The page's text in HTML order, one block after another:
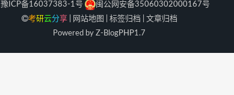
豫ICP备16037383-1号
闽公网安备35060302000167号
考研云分享| 网站地图 标签归档
文章归档
Powered by Z-BlogPHP1.7